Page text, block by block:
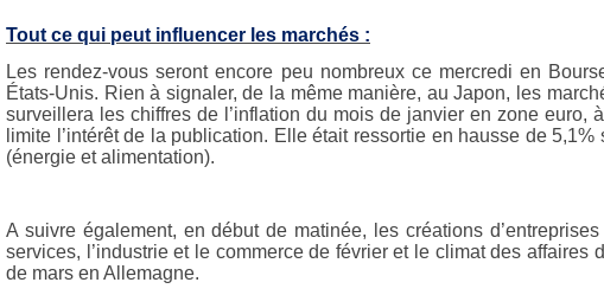
Tout ce qui peut influencer les marchés :
Les rendez-vous seront encore peu nombreux ce mercredi en
États-Unis. Rien à signaler, de la même manière, au Japon, les
surveillera les chiffres de l’inflation du mois de janvier en zone euro,
limite l’intérêt de la publication. Elle était ressortie en hausse de
(énergie et alimentation).
A suivre également, en début de matinée, les créations
services, l’industrie et le commerce de février et le climat des
de mars en Allemagne.